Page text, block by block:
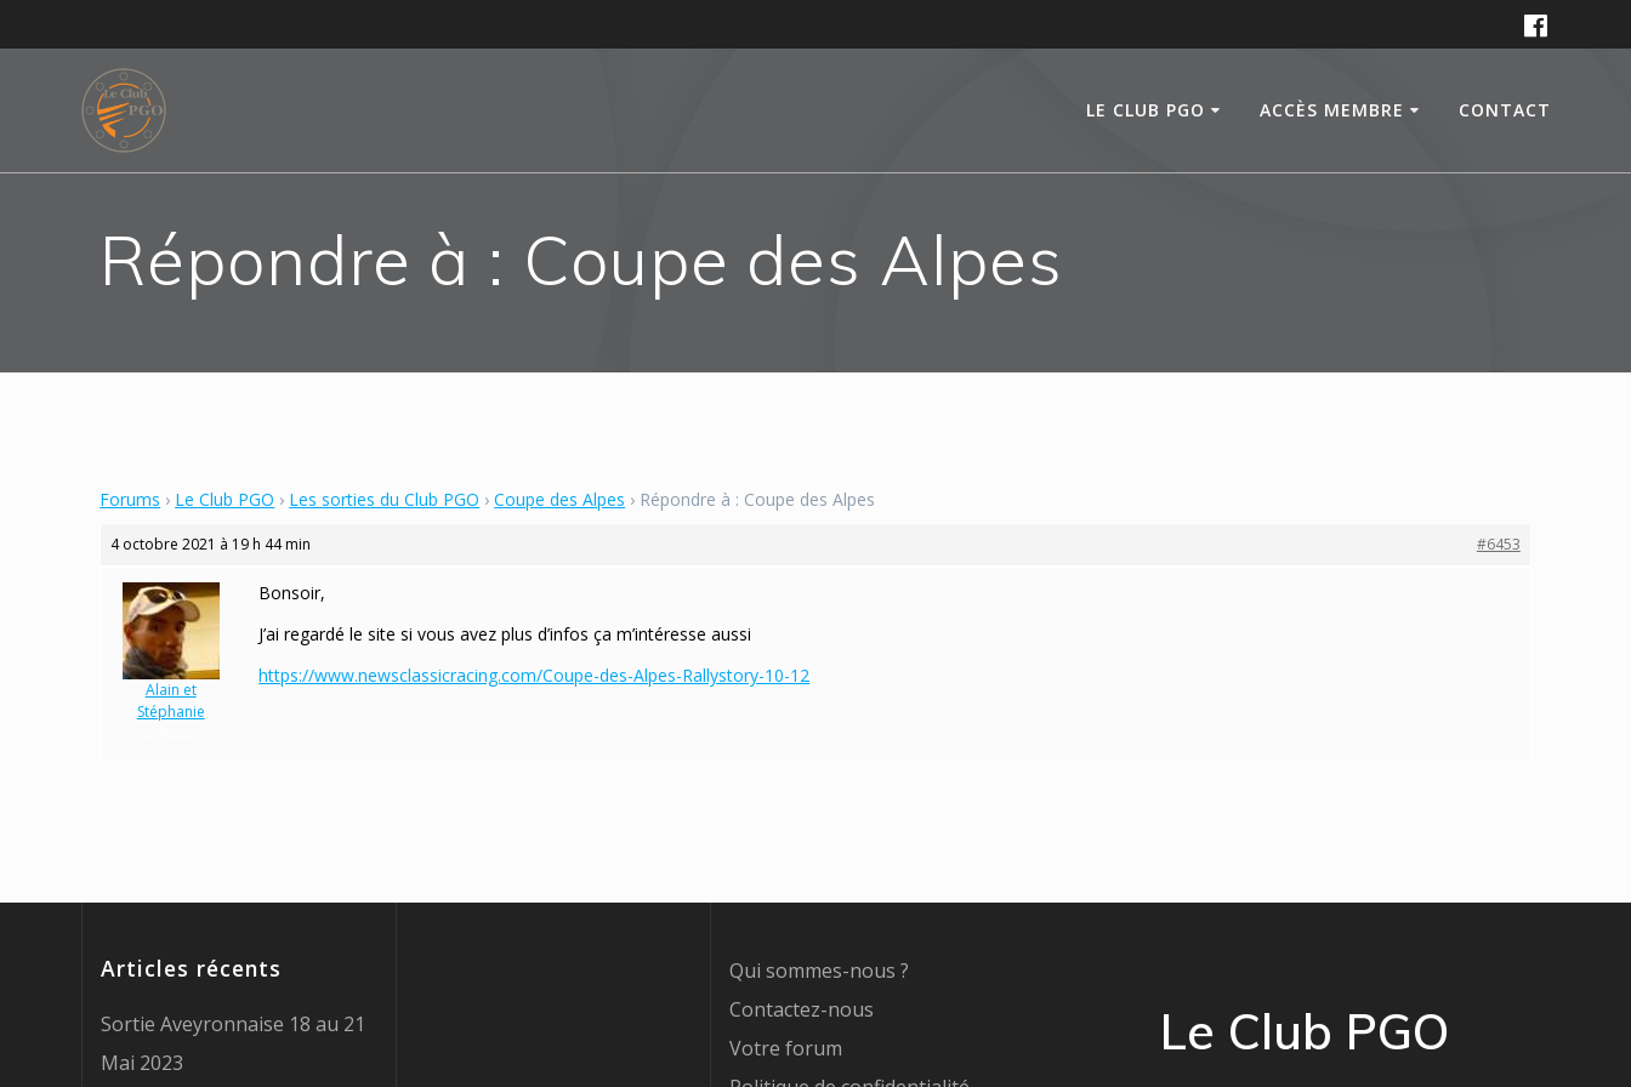
to
LE CLUB PGO ACCÈS MEMBRE CONTACT
Répondre à : Coupe des Alpes
Forums › Le Club PGO › Les sorties du Club PGO › Coupe des Alpes › Répondre à : Coupe des Alpes
4 octobre 2021 à 19 h 44 min #6453
Alain et
Stéphanie
Bonsoir,
J’ai regardé le site si vous avez plus d’infos ça m’intéresse aussi
https://www.newsclassicracing.com/Coupe-des-Alpes-Rallystory-10-12
Articles récents
Sortie Aveyronnaise 18 au 21
Mai 2023
Qui sommes-nous ?
Contactez-nous
Votre forum
Le Club PGO